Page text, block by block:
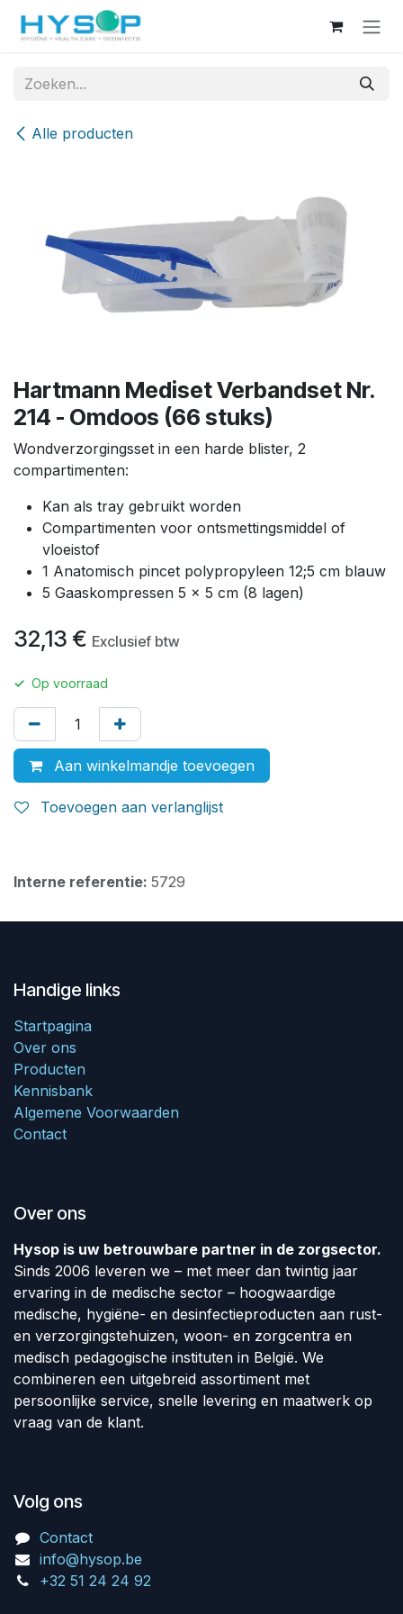
Overslaan naar inhoud
Alle producten
Hartmann Mediset Verbandset Nr.
214 - Omdoos (66 stuks)
Wondverzorgingsset in een harde blister, 2
compartimenten:
Kan als tray gebruikt worden
Compartimenten voor ontsmettingsmiddel of
vloeistof
1 Anatomisch pincet polypropyleen 12;5 cm blauw
5 Gaaskompressen 5 x 5 cm (8 lagen)
32,13 € Exclusief btw
✓ Op voorraad
Aan winkelmandje toevoegen
Toevoegen aan verlanglijst
Interne referentie: 5729
Handige links
Startpagina
Over ons
Producten
Kennisbank
Algemene Voorwaarden
Contact
Over ons
Hysop is uw betrouwbare partner in de zorgsector.
Sinds 2006 leveren we – met meer dan twintig jaar
ervaring in de medische sector – hoogwaardige
medische, hygiëne- en desinfectieproducten aan rust-
en verzorgingstehuizen, woon- en zorgcentra en
medisch pedagogische instituten in België. We
combineren een uitgebreid assortiment met
persoonlijke service, snelle levering en maatwerk op
vraag van de klant.
Volg ons
Contact
info@hysop.be
+32 51 24 24 92